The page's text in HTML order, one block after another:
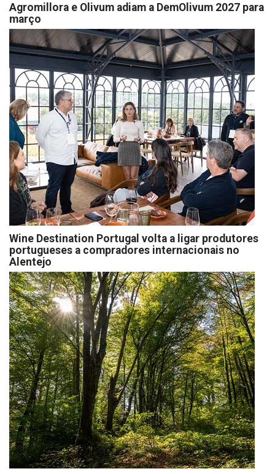
Agromillora e Olivum adiam a DemOlivum 2027 para
março
Wine Destination Portugal volta a ligar produtores
portugueses a compradores internacionais no
Alentejo